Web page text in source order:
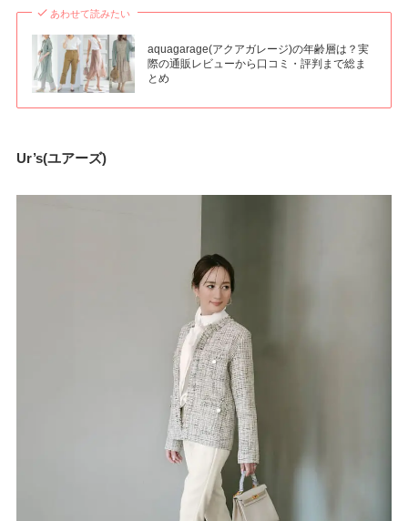
あわせて読みたい
aquagarage(アクアガレージ)の年齢層は？実
際の通販レビューから口コミ・評判まで総ま
とめ
Ur’s(ユアーズ)